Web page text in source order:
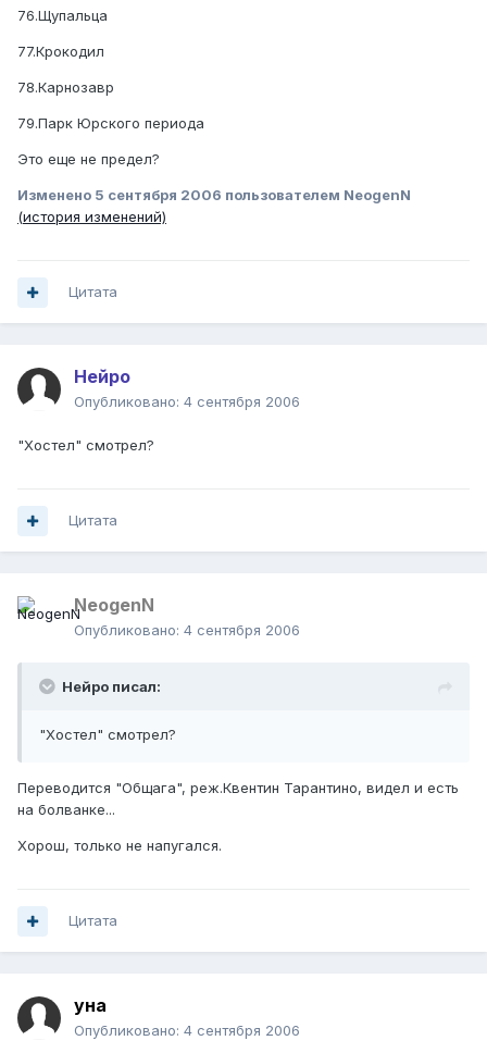
76.Щупальца
77.Крокодил
78.Карнозавр
79.Парк Юрского периода
Это еще не предел?
Изменено 5 сентября 2006 пользователем NeogenN
(история изменений)
Цитата
Нейро
Опубликовано: 4 сентября 2006
"Хостел" смотрел?
Цитата
NeogenN
Опубликовано: 4 сентября 2006
Нейро писал:
"Хостел" смотрел?
Переводится "Общага", реж.Квентин Тарантино, видел и есть
на болванке...
Хорош, только не напугался.
Цитата
уна
Опубликовано: 4 сентября 2006